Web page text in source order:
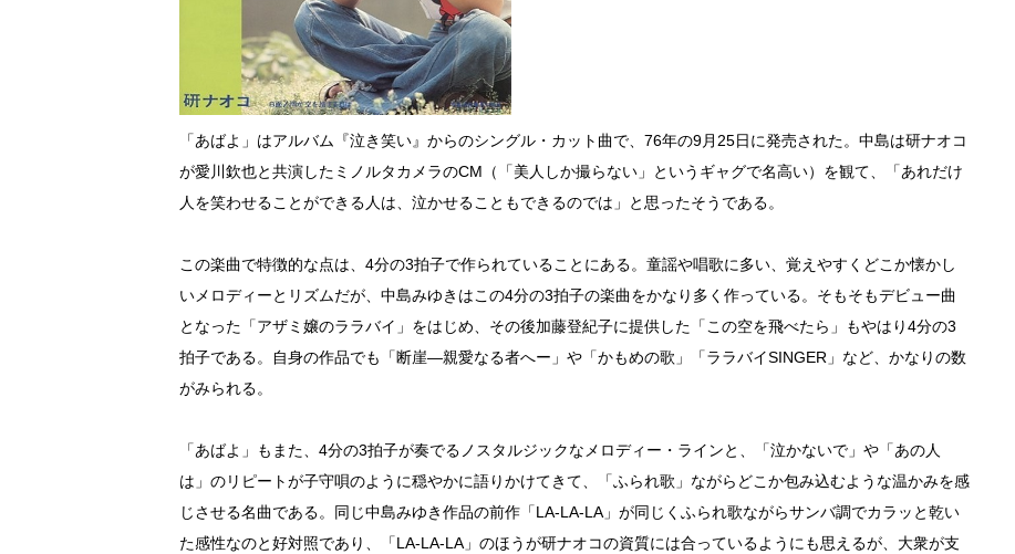
「あばよ」はアルバム『泣き笑い』からのシングル・カット曲で、76年の9月25日に発売された。中島は研ナオコ
が愛川欽也と共演したミノルタカメラのCM（「美人しか撮らない」というギャグで名高い）を観て、「あれだけ
人を笑わせることができる人は、泣かせることもできるのでは」と思ったそうである。
この楽曲で特徴的な点は、4分の3拍子で作られていることにある。童謡や唱歌に多い、覚えやすくどこか懐かし
いメロディーとリズムだが、中島みゆきはこの4分の3拍子の楽曲をかなり多く作っている。そもそもデビュー曲
となった「アザミ嬢のララバイ」をはじめ、その後加藤登紀子に提供した「この空を飛べたら」もやはり4分の3
拍子である。自身の作品でも「断崖―親愛なる者へー」や「かもめの歌」「ララバイSINGER」など、かなりの数
がみられる。
「あばよ」もまた、4分の3拍子が奏でるノスタルジックなメロディー・ラインと、「泣かないで」や「あの人
は」のリピートが子守唄のように穏やかに語りかけてきて、「ふられ歌」ながらどこか包み込むような温かみを感
じさせる名曲である。同じ中島みゆき作品の前作「LA-LA-LA」が同じくふられ歌ながらサンバ調でカラッと乾い
た感性なのと好対照であり、「LA-LA-LA」のほうが研ナオコの資質には合っているようにも思えるが、大衆が支